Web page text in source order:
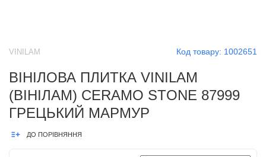
Код товару: 1002651
VINILAM
ВІНІЛОВА ПЛИТКА VINILAM
(ВІНІЛАМ) CERAMO STONE 87999
ГРЕЦЬКИЙ МАРМУР
ДО ПОРІВНЯННЯ